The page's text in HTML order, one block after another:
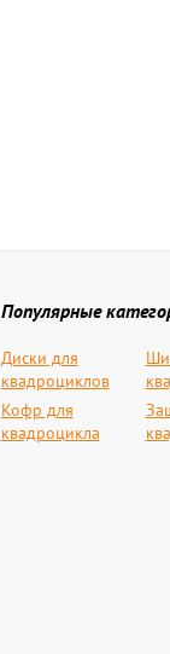
Популярные
Диски для
квадроциклов
Кофр для
квадроцикла